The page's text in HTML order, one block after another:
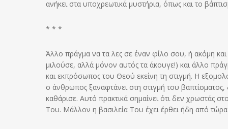
ανήκει στα υποχρεωτικά μυστήρια, όπως και το
* * *
Άλλο πράγμα να τα λες σε έναν φίλο σου, ή ακόμη και
μιλούσε, αλλά μόνον αυτός τα άκουγε!) και άλλο
και εκπρόσωπος του Θεού εκείνη τη στιγμή. Η
ο άνθρωπος ξαναφτάνει στη στιγμή του
καθάρισε. Αυτό πρακτικά σημαίνει ότι δεν χρωστάς
Του. Μάλλον η βασιλεία Του έχει έρθει ήδη από